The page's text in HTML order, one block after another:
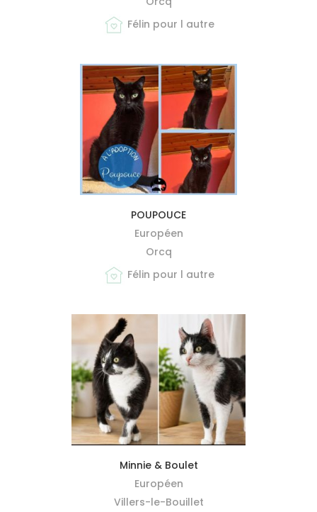
Félin pour l autre
MIEUX ME CONNAÎTRE
POUPOUCE
Européen
Orcq
Félin pour l autre
MIEUX ME CONNAÎTRE
Minnie & Boulet
Européen
Villers-le-Bouillet